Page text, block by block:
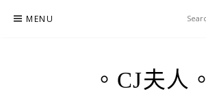
MENU
。CJ夫人。